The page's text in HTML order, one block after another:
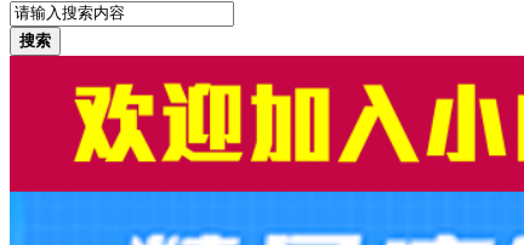
搜索